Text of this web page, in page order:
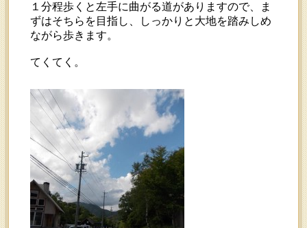
１分程歩くと左手に曲がる道がありますので、ま
ずはそちらを目指し、しっかりと大地を踏みしめ
ながら歩きます。
てくてく。